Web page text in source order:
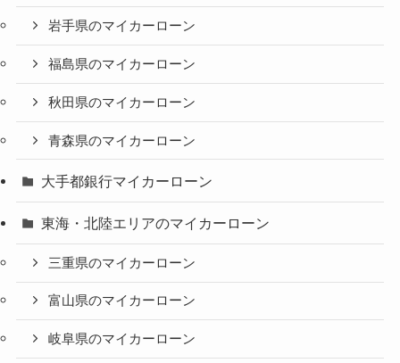
岩手県のマイカーローン
福島県のマイカーローン
秋田県のマイカーローン
青森県のマイカーローン
大手都銀行マイカーローン
東海・北陸エリアのマイカーローン
三重県のマイカーローン
富山県のマイカーローン
岐阜県のマイカーローン